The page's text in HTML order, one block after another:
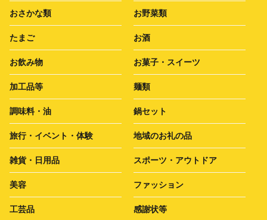
おさかな類 お野菜類
たまご お酒
お飲み物 お菓子・スイーツ
加工品等 麺類
調味料・油 鍋セット
旅行・イベント・体験 地域のお礼の品
雑貨・日用品 スポーツ・アウトドア
美容 ファッション
工芸品 感謝状等